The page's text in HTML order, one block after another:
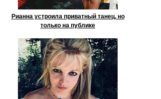
Рианна устроила приватный танец, но
только на публике